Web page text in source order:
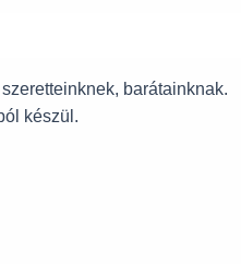
barátainknak.
készül.